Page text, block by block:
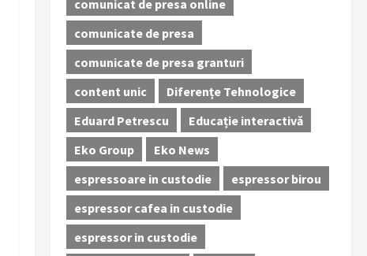
comunicat de presa online
comunicate de presa
comunicate de presa granturi
content unic
Diferențe Tehnologice
Eduard Petrescu
Educație interactivă
Eko Group
Eko News
espressoare in custodie
espressor birou
espressor cafea in custodie
espressor in custodie